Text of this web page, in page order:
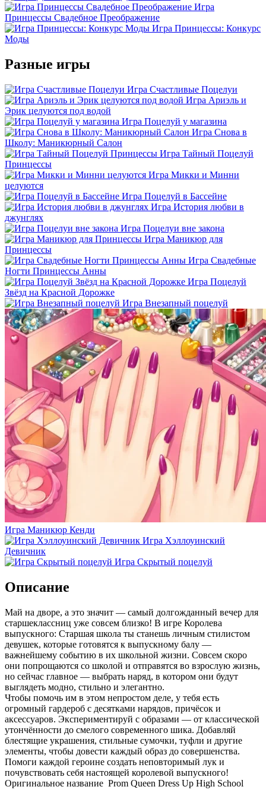
Игра
Принцессы Свадебное Преображение
Игра Принцессы: Конкурс
Моды
Разные игры
Игра Счастливые Поцелуи
Игра Ариэль и
Эрик целуются под водой
Игра Поцелуй у магазина
Игра Снова в
Школу: Маникюрный Салон
Игра Тайный Поцелуй
Принцессы
Игра Микки и Минни
целуются
Игра Поцелуй в Бассейне
Игра История любви в
джунглях
Игра Поцелуи вне закона
Игра Маникюр для
Принцессы
Игра Свадебные
Ногти Принцессы Анны
Игра Поцелуй
Звёзд на Красной Дорожке
Игра Внезапный поцелуй
Игра Маникюр Кенди
Игра Хэллоуинский
Девичник
Игра Скрытый поцелуй
Описание
Май на дворе, а это значит — самый долгожданный вечер для
старшеклассниц уже совсем близко! В игре Королева
выпускного: Старшая школа ты станешь личным стилистом
девушек, которые готовятся к выпускному балу —
важнейшему событию в их школьной жизни. Совсем скоро
они попрощаются со школой и отправятся во взрослую жизнь,
но сейчас главное — выбрать наряд, в котором они будут
выглядеть модно, стильно и элегантно.
Чтобы помочь им в этом непростом деле, у тебя есть
огромный гардероб с десятками нарядов, причёсок и
аксессуаров. Экспериментируй с образами — от классической
утончённости до смелого современного шика. Добавляй
блестящие украшения, стильные сумочки, туфли и другие
элементы, чтобы довести каждый образ до совершенства.
Помоги каждой героине создать неповторимый лук и
почувствовать себя настоящей королевой выпускного!
Оригинальное название Prom Queen Dress Up High School